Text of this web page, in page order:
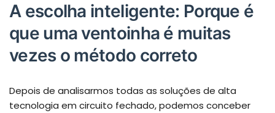
A escolha inteligente: Porque é
que uma ventoinha é muitas
vezes o método correto
Depois de analisarmos todas as soluções de alta
tecnologia em circuito fechado, podemos conceber